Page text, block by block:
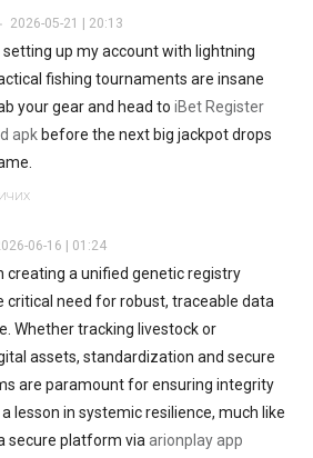
• 2026-05-21 | 20:13
up my account with lightning
fishing tournaments are insane
your gear and head to iBet Register
apk before the next big jackpot drops
06-16 | 01:24
creating a unified genetic registry
critical need for robust, traceable data
Whether tracking livestock or
assets, standardization and secure
are paramount for ensuring integrity
a lesson in systemic resilience, much like
secure platform viaarionplay app